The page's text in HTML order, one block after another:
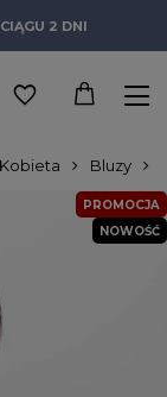
2 DNI
Kobieta Bluzy
PROMOCJA
NOWOŚĆ